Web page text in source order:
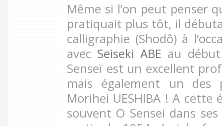
Même si l’on peut penser
pratiquait plus tôt, il
calligraphie (Shodô) à
avec Seiseki ABE au
Senseï est un excellent
mais également un des
Morihei UESHIBA ! A cette
souvent O Sensei dans